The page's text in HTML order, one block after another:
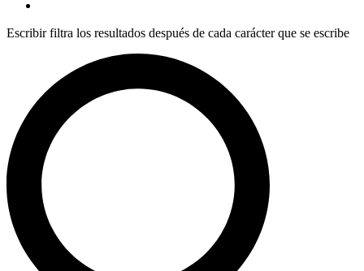
Escribir filtra los resultados después de cada carácter que se escribe